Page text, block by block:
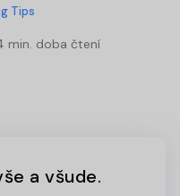
Tips
min. doba čtení
a všude.